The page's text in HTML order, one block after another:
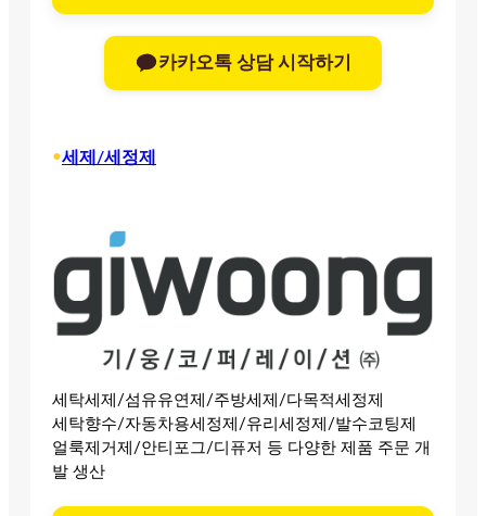
카카오톡 상담 시작하기
•세제/세정제
세탁세제/섬유유연제/주방세제/다목적세정제
세탁향수/자동차용세정제/유리세정제/발수코팅제
얼룩제거제/안티포그/디퓨저 등 다양한 제품 주문 개
발 생산